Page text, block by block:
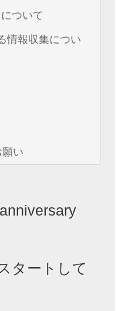
ついて
情報収集につい
い
タートして